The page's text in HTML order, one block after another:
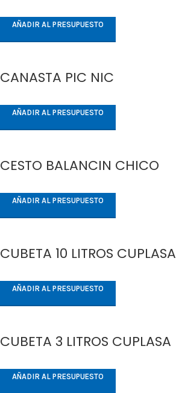
AÑADIR AL PRESUPUESTO
CANASTA PIC NIC
AÑADIR AL PRESUPUESTO
CESTO BALANCIN CHICO
AÑADIR AL PRESUPUESTO
CUBETA 10 LITROS CUPLASA
AÑADIR AL PRESUPUESTO
CUBETA 3 LITROS CUPLASA
AÑADIR AL PRESUPUESTO